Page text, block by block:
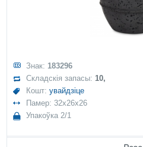
Знак: 183296
Складскія запасы:10,
Кошт:увайдзіце
Памер: 32x26x26
Упакоўка 2/1